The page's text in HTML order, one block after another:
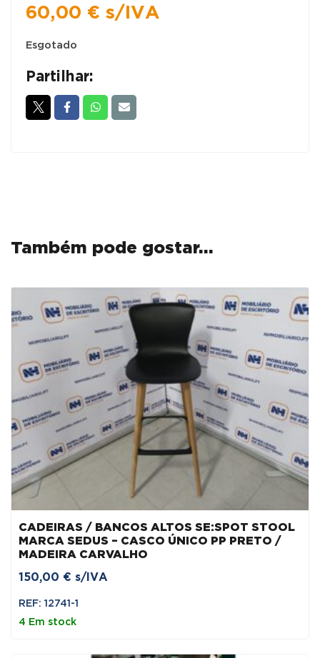
60,00 € s/IVA
Esgotado
Partilhar:
Também pode gostar…
CADEIRAS / BANCOS ALTOS SE:SPOT STOOL
MARCA SEDUS – CASCO ÚNICO PP PRETO /
MADEIRA CARVALHO
150,00 € s/IVA
REF: 12741-1
4 Em stock